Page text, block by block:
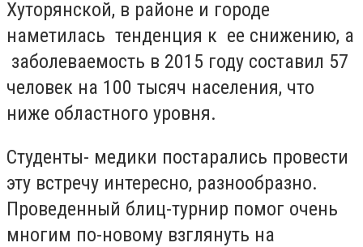
Хуторянской, в районе и городе
наметилась тенденция к ее снижению, а
заболеваемость в 2015 году составил 57
человек на 100 тысяч населения, что
ниже областного уровня.
Студенты- медики постарались провести
эту встречу интересно, разнообразно.
Проведенный блиц-турнир помог очень
многим по-новому взглянуть на